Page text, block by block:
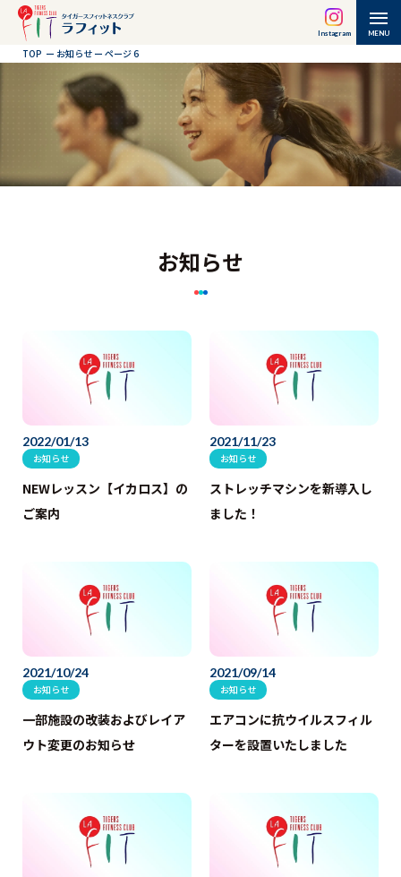
Instagram MENU
TOP ー お知らせ ー ページ 6
お知らせ
2022/01/13
お知らせ
NEWレッスン【イカロス】の
ご案内
2021/11/23
お知らせ
ストレッチマシンを新導入し
ました！
2021/10/24
お知らせ
一部施設の改装およびレイア
ウト変更のお知らせ
2021/09/14
お知らせ
エアコンに抗ウイルスフィル
ターを設置いたしました